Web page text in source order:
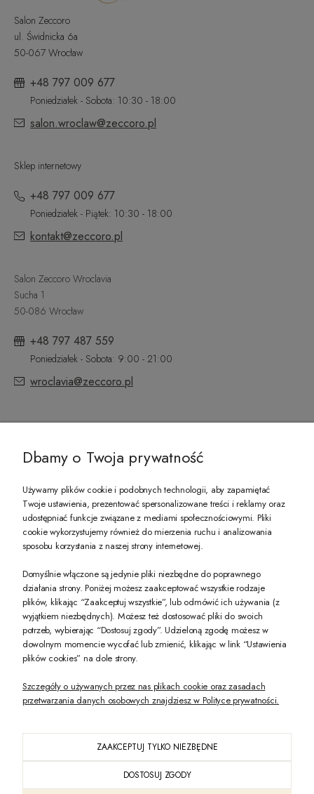
Salon Zeccoro
ul. Świdnicka 6a
50-067 Wrocław
+48 797 009 677
Poniedziałek - Sobota: 10:30 - 18:00
salon.wroclaw@zeccoro.pl
Sklep internetowy
+48 797 009 677
Poniedziałek - Piątek: 10:30 - 18:00
kontakt@zeccoro.pl
Salon Zeccoro Wroclavia
Sucha 1
50-086 Wrocław
+48 797 487 559
Poniedziałek - Sobota: 9:00 - 21:00
wroclavia@zeccoro.pl
PREZENT DLA CIEBIE!
-10% na pierwsze zakupy na zeccoro.pl Gdy zapiszesz się do naszego
Twoje dane będą przetwarzane zgodnie z nasząpolityką prywatności
POKAŻ PEŁNĄ WERSJĘ STRONY
PL
Dbamy o Twoja prywatność
Używamy plików cookie i podobnych technologii, aby zapamiętać
Twoje ustawienia, prezentować spersonalizowane treści i reklamy oraz
udostępniać funkcje związane z mediami społecznościowymi. Pliki
cookie wykorzystujemy również do mierzenia ruchu i analizowania
sposobu korzystania z naszej strony internetowej.
Domyślnie włączone są jedynie pliki niezbędne do poprawnego
działania strony. Poniżej możesz zaakceptować wszystkie rodzaje
plików, klikając “Zaakceptuj wszystkie”, lub odmówić ich używania (z
wyjątkiem niezbędnych). Możesz też dostosować pliki do swoich
potrzeb, wybierając “Dostosuj zgody”. Udzieloną zgodę możesz w
dowolnym momencie wycofać lub zmienić, klikając w link “Ustawienia
plików cookies” na dole strony.
Szczegóły o używanych przez nas plikach cookie oraz zasadach
przetwarzania danych osobowych znajdziesz w Polityce prywatności.
ZAAKCEPTUJ TYLKO NIEZBĘDNE
DOSTOSUJ ZGODY